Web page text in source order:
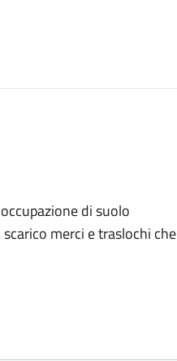
di suolo
merci e traslochi che